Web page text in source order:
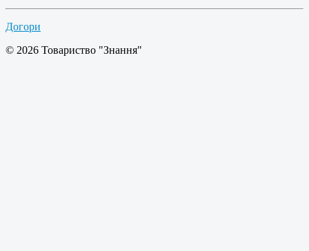
Догори
© 2026 Товариство "Знання"